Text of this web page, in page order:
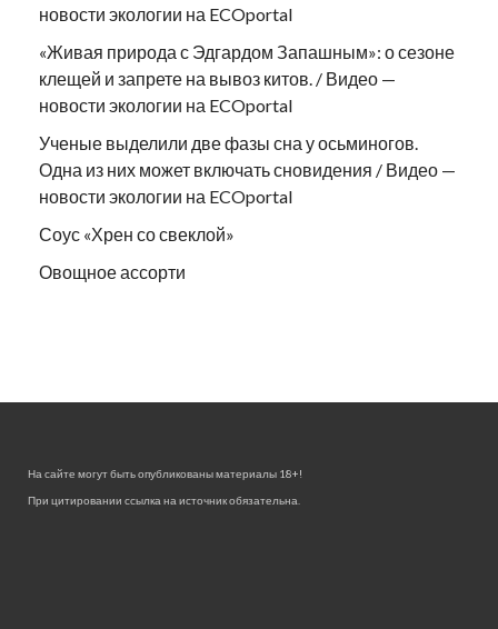
новости экологии на ECOportal
«Живая природа с Эдгардом Запашным»: о сезоне
клещей и запрете на вывоз китов. / Видео —
новости экологии на ECOportal
Ученые выделили две фазы сна у осьминогов.
Одна из них может включать сновидения / Видео —
новости экологии на ECOportal
Соус «Хрен со свеклой»
Овощное ассорти
На сайте могут быть опубликованы материалы 18+!
При цитировании ссылка на источник обязательна.